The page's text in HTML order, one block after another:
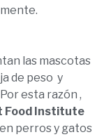
las mascotas
de peso y
esta razón ,
Food Institute
perros y gatos